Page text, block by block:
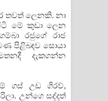
Lyrics - අරමුණ ගීතයේ
Song Lyrics -
තවත් ලෙනකි. නා
මේ කුඩා ලෙන
රජුගේ රාජ
පිළිබඳව සොයා
දැකගන්න
ගස් උඩ ගිරව්,
උන්ගෙ සද්දත්